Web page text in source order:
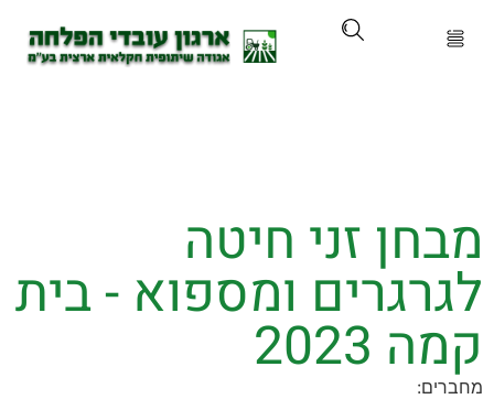
והכשרות
ועדכונים
זני חיטה
ומספוא - בית